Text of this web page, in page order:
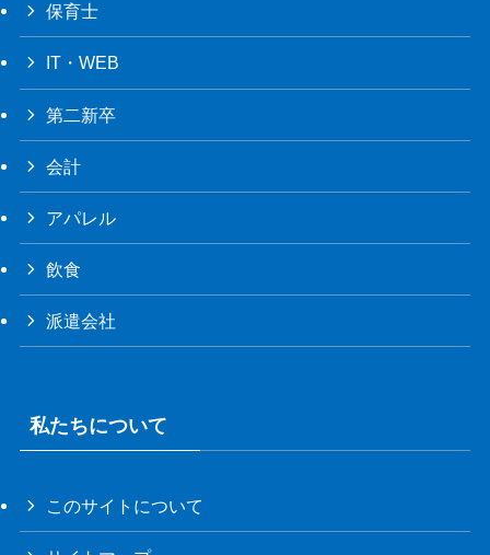
保育士
IT・WEB
第二新卒
会計
アパレル
飲食
派遣会社
私たちについて
このサイトについて